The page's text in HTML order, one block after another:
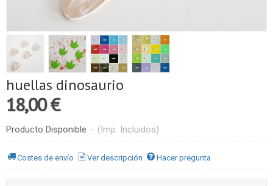
huellas dinosaurio
18,00 €
Producto Disponible - (Imp. Incluidos)
Costes de envío Ver descripción Hacer pregunta